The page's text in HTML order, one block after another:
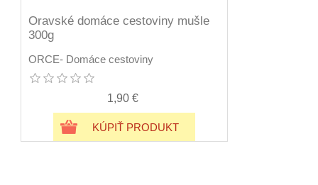
Oravské domáce cestoviny mušle
300g
ORCE- Domáce cestoviny
1,90 €
KÚPIŤ PRODUKT